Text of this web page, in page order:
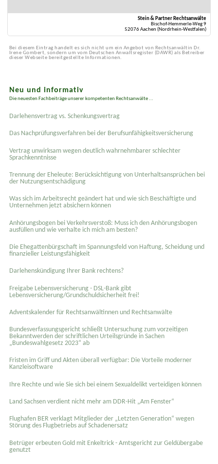
Stein & Partner Rechtsanwälte
Bischof-Hemmerle-Weg 9
52076 Aachen (Nordrhein-Westfalen)
Bei diesem Eintrag handelt es sich nicht um ein Angebot von Rechtsanwältin Dr.
Irene Gombert, sondern um vom Deutschen Anwaltsregister (DAWR) als Betreiber
dieser Webseite bereitgestellte Informationen.
Neu und informativ
Die neuesten Fachbeiträge unserer kompetenten Rechtsanwälte ...
Darlehensvertrag vs. Schenkungsvertrag
Das Nachprüfungsverfahren bei der Berufsunfähigkeitsversicherung
Vertrag unwirksam wegen deutlich wahrnehmbarer schlechter
Sprachkenntnisse
Trennung der Eheleute: Berücksichtigung von Unterhaltsansprüchen bei
der Nutzungsentschädigung
Was sich im Arbeitsrecht geändert hat und wie sich Beschäftigte und
Unternehmen jetzt absichern können
Anhörungsbogen bei Verkehrsverstoß: Muss ich den Anhörungsbogen
ausfüllen und wie verhalte ich mich am besten?
Die Ehegattenbürgschaft im Spannungsfeld von Haftung, Scheidung und
finanzieller Leistungsfähigkeit
Darlehenskündigung Ihrer Bank rechtens?
Freigabe Lebensversicherung - DSL-Bank gibt
Lebensversicherung/Grundschuldsicherheit frei!
Adventskalender für Rechtsanwältinnen und Rechtsanwälte
Bundesverfassungsgericht schließt Untersuchung zum vorzeitigen
Bekanntwerden der schriftlichen Urteilsgründe in Sachen
„Bundeswahlgesetz 2023“ ab
Fristen im Griff und Akten überall verfügbar: Die Vorteile moderner
Kanzleisoftware
Ihre Rechte und wie Sie sich bei einem Sexual­delikt verteidigen können
Land Sachsen verdient nicht mehr am DDR-Hit „Am Fenster“
Flughafen BER verklagt Mitglieder der „Letzten Generation“ wegen
Störung des Flugbetriebs auf Schadenersatz
Betrüger erbeuten Gold mit Enkeltrick - Amtsgericht zur Geldübergabe
genutzt